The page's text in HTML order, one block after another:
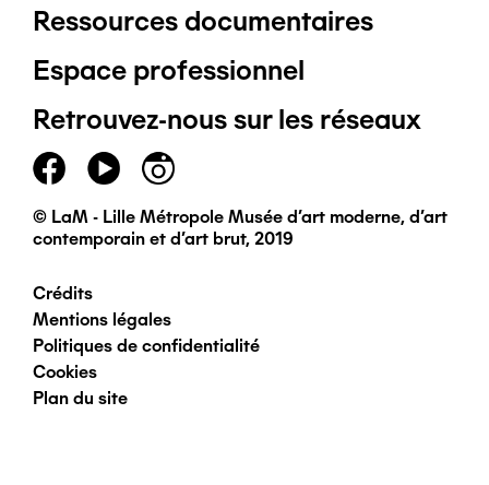
Pied
de
page
principal
Ressources documentaires
Espace professionnel
Retrouvez-nous sur les réseaux
© LaM - Lille Métropole Musée d'art moderne, d'art
contemporain et d'art brut, 2019
Pied
de
page
Crédits
Mentions légales
Politiques de confidentialité
Cookies
Plan du site